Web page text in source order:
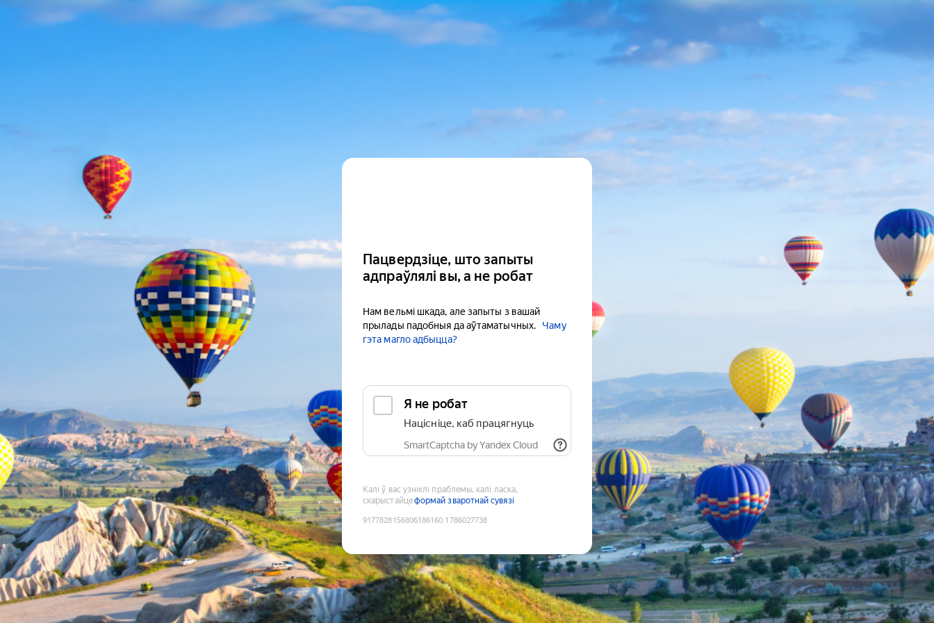
Пацвердзіце, што запыты
адпраўлялі вы, а не робат
Нам вельмі шкада, але запыты з вашай
прылады падобныя да аўтаматычных.
Чаму
гэта магло адбыцца?
Я не робат
Націсніце, каб працягнуць
SmartCaptcha by Yandex Cloud
Калі ў вас узніклі праблемы, калі ласка,
скарыстайцеформай зваротнай сувязі
9177828156806186160:1786027738